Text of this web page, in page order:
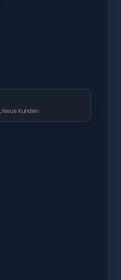
Neue Kunden